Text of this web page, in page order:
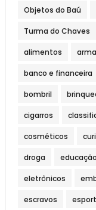
Objetos do Baú
Turma do Chaves
alimentos
banco e financeira
bombril
cigarros
cosméticos
droga educação
eletrônicos
escravos